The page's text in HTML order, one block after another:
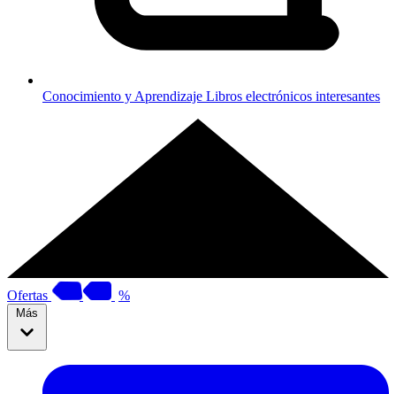
Conocimiento y Aprendizaje Libros electrónicos interesantes
Ofertas %
Más